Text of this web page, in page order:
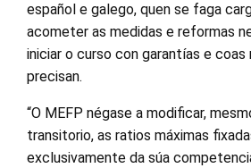
español e galego, quen se faga
acometer as medidas e reformas
iniciar o curso con garantías e coas
precisan.
“O MEFP négase a modificar,
transitorio, as ratios máximas
exclusivamente da súa